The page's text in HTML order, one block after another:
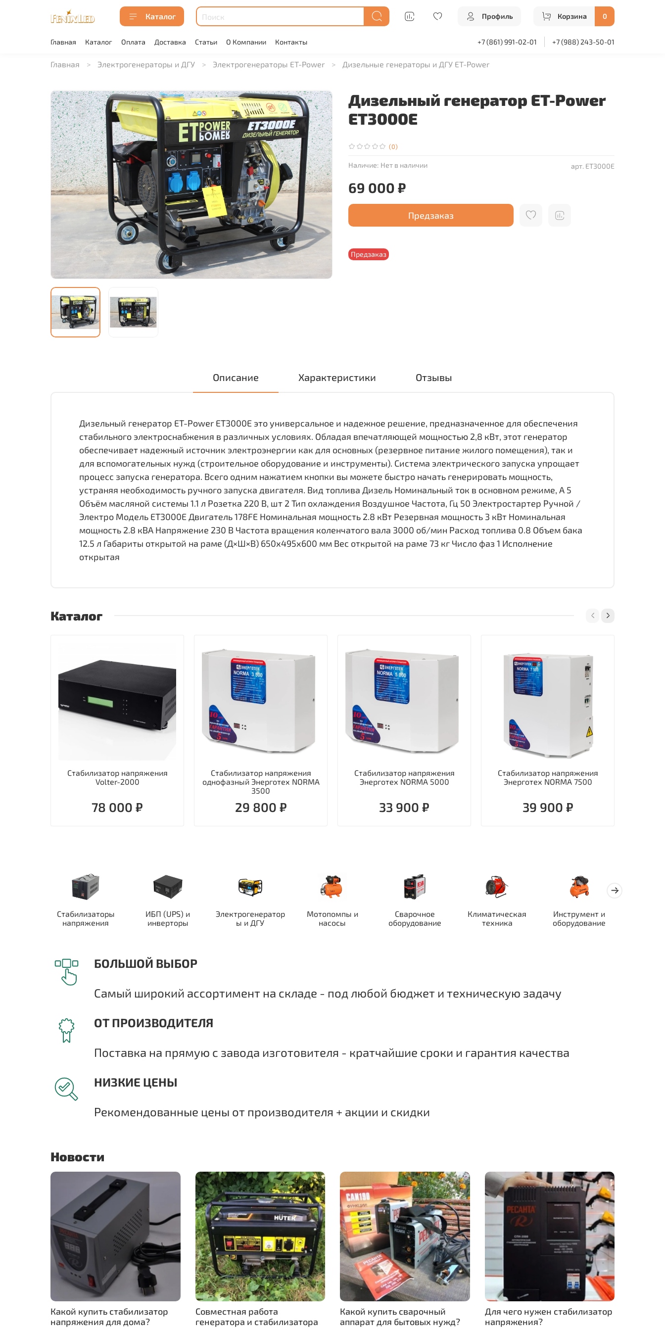
Каталог Профиль Корзина 0
Главная Каталог Оплата Доставка Статьи О Компании Контакты +7 (861) 991-02-01 +7 (988) 243-50-01
Главная Электрогенераторы и ДГУ Электрогенераторы ET-Power Дизельные генераторы и ДГУ ET-Power
(0)
арт. ET3000E
Наличие: Нет в наличии
Предзаказ
Дизельный генератор ET-Power
ET3000E
69 000 ₽
Предзаказ
Описание Характеристики Отзывы
Дизельный генератор ET-Power ET3000E это универсальное и надежное решение, предназначенное для обеспечения
стабильного электроснабжения в различных условиях. Обладая впечатляющей мощностью 2,8 кВт, этот генератор
обеспечивает надежный источник электроэнергии как для основных (резервное питание жилого помещения), так и
для вспомогательных нужд (строительное оборудование и инструменты). Система электрического запуска упрощает
процесс запуска генератора. Всего одним нажатием кнопки вы можете быстро начать генерировать мощность,
устраняя необходимость ручного запуска двигателя. Вид топлива Дизель Номинальный ток в основном режиме, А 5
Объём масляной системы 1.1 л Розетка 220 В, шт 2 Тип охлаждения Воздушное Частота, Гц 50 Электростартер Ручной /
Электро Модель ET3000E Двигатель 178FE Номинальная мощность 2.8 кВт Резервная мощность 3 кВт Номинальная
мощность 2.8 кВА Напряжение 230 В Частота вращения коленчатого вала 3000 об/мин Расход топлива 0.8 Объем бака
12.5 л Габариты открытой на раме (Д×Ш×В) 650х495х600 мм Вес открытой на раме 73 кг Число фаз 1 Исполнение
открытая
Каталог
Стабилизатор напряжения
Volter-2000
78 000 ₽
Стабилизатор напряжения
однофазный Энерготех NORMA
3500
29 800 ₽
Стабилизатор напряжения
Энерготех NORMA 5000
33 900 ₽
Стабилизатор напряжения
Энерготех NORMA 7500
39 900 ₽
Стабилизаторы
напряжения
ИБП (UPS) и
инверторы
Электрогенератор
ы и ДГУ
Мотопомпы и
насосы
Сварочное
оборудование
Климатическая
техника
Инструмент и
оборудование
БОЛЬШОЙ ВЫБОР
Самый широкий ассортимент на складе - под любой бюджет и техническую задачу
ОТ ПРОИЗВОДИТЕЛЯ
Поставка на прямую с завода изготовителя - кратчайшие сроки и гарантия качества
НИЗКИЕ ЦЕНЫ
Рекомендованные цены от производителя + акции и скидки
Новости
Какой купить стабилизатор
напряжения для дома?
Совместная работа
генератора и стабилизатора
Какой купить сварочный
аппарат для бытовых нужд?
Для чего нужен стабилизатор
напряжения?